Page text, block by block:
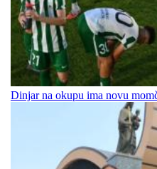
Dinjar na okupu ima novu